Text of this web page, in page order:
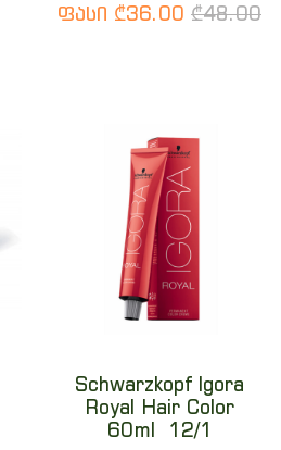
ფასი ₾36.00 ₾48.00
Schwarzkopf Igora
Royal Hair Color
60ml 12/1